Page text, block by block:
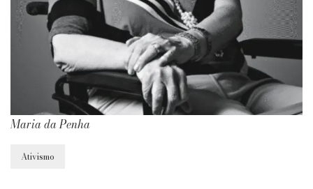
Maria da Penha
Ativismo